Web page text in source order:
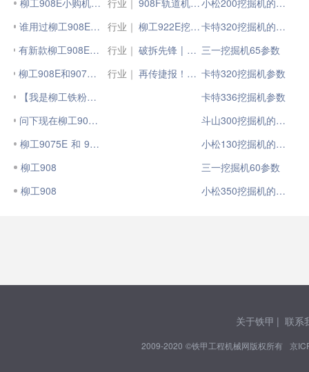
柳工908E小购机怎么样？
谁用过柳工908E HD最新款的
有新款柳工908E的用户吗？进来讨论下
柳工908E和9075E 两款机 油耗能差多少钱
【我是柳工铁粉】之908E用机报告
问下现在柳工9075e什么价格，908e
柳工9075E 和 908EHD
柳工908
柳工908
行业｜
908F轨道机 | 换枕利器
行业｜
柳工922E挖掘机成功救出印度洪流受困人员
行业｜
破拆先锋 | 柳工995FDM挖掘机英国工地大展身手！
行业｜
再传捷报！7台柳工915F国四挖掘机交付客户
小松200挖掘机的参数
卡特320挖掘机的参数
三一挖掘机65参数
卡特320挖掘机参数
卡特336挖掘机参数
斗山300挖掘机的参数
小松130挖掘机的参数
三一挖掘机60参数
小松350挖掘机的参数
关于铁甲 | 联系
2009-2020 ©铁甲工程机械网版权所有 京